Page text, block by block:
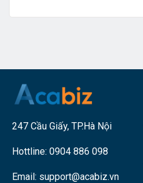
247 Cầu Giấy, TP.Hà Nội
Hottline: 0904 886 098
Email: support@acabiz.vn